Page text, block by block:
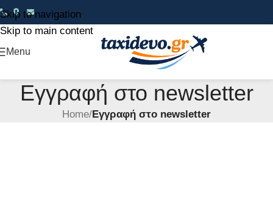
Skip to navigation
Skip to main content
Menu
Εγγραφή στο newsletter
Home/Εγγραφή στο newsletter